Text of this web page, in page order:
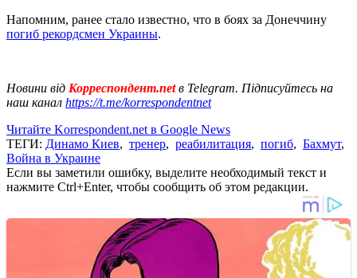
Напомним, ранее стало известно, что в боях за Донеччину
погиб рекордсмен Украины.
Новини від Корреспондент.netв Telegram. Підписуйтесь на
наш канал https://t.me/korrespondentnet
Читайте Korrespondent.net в Google News
ТЕГИ: Динамо Киев, тренер, реабилитация, погиб, Бахмут,
Война в Украине
Если вы заметили ошибку, выделите необходимый текст и
нажмите Ctrl+Enter, чтобы сообщить об этом редакции.